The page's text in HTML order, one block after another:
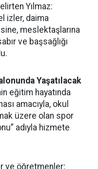
Yılmaz:
izler, daima
meslektaşlarına
ve başsağlığı
Yaşatılacak
eğitim hayatında
amacıyla, okul
üzere olan spor
adıyla hizmete
ve öğretmenler;